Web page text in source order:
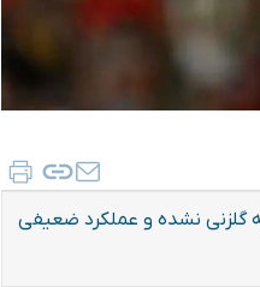
گلزنی نشده و عملکرد ضعیفی